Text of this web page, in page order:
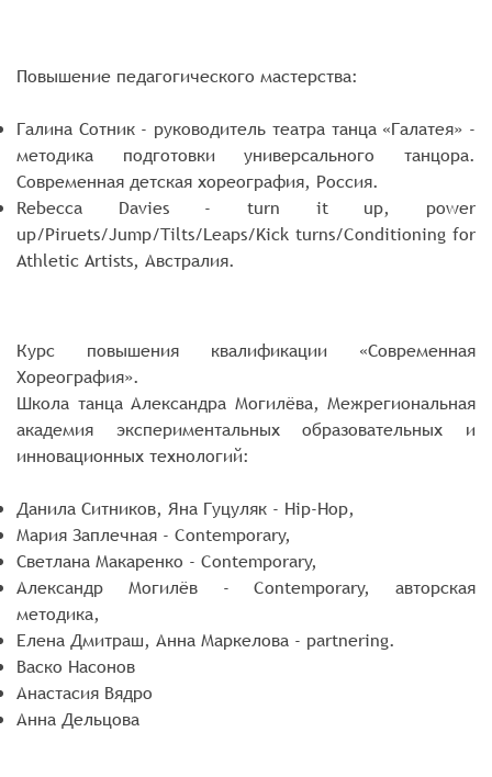
Повышение педагогического мастерства:
Галина Сотник - руководитель театра танца «Галатея» -
методика подготовки универсального танцора.
Современная детская хореография, Россия.
Rebecca Davies - turn it up, power
up/Piruets/Jump/Tilts/Leaps/Kick turns/Conditioning for
Athletic Artists, Австралия.
Курс повышения квалификации «Современная
Хореография».
Школа танца Александра Могилёва, Межрегиональная
академия экспериментальных образовательных и
инновационных технологий:
Данила Ситников, Яна Гуцуляк - Hip-Hop,
Мария Заплечная - Contemporary,
Светлана Макаренко - Contemporary,
Александр Могилёв - Contemporary, авторская
методика,
Елена Дмитраш, Анна Маркелова - partnering.
Васко Насонов
Анастасия Вядро
Анна Дельцова